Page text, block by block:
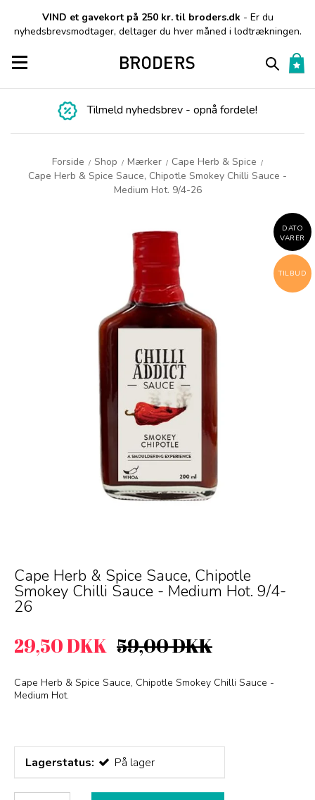
VIND et gavekort på 250 kr. til broders.dk - Er du
nyhedsbrevsmodtager, deltager du hver måned i lodtrækningen.
Toggle navigation
Tilmeld nyhedsbrev - opnå fordele!
Forside / Shop / Mærker / Cape Herb & Spice /
Cape Herb & Spice Sauce, Chipotle Smokey Chilli Sauce -
Medium Hot. 9/4-26
DATO
VARER
TILBUD
Cape Herb & Spice Sauce, Chipotle
Smokey Chilli Sauce - Medium Hot. 9/4-
26
29,50 DKK 59,00 DKK
Cape Herb & Spice Sauce, Chipotle Smokey Chilli Sauce -
Medium Hot.
Lagerstatus: På lager